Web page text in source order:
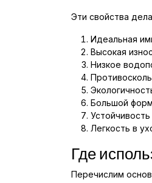
Эти свойства
Идеальная
Высокая
Низкое
Большой
Легкость в
Где
Перечислим